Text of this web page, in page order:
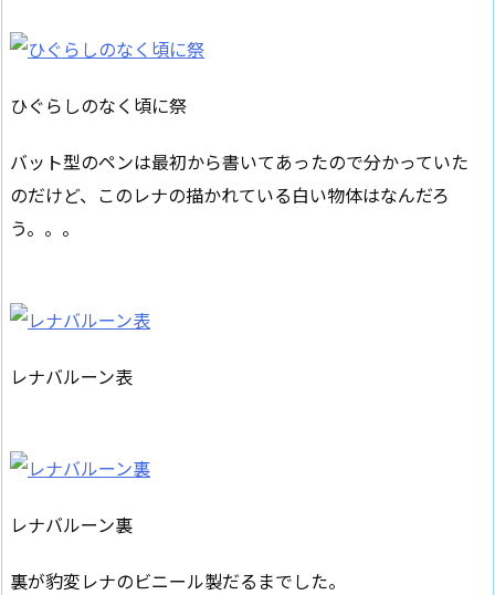
ひぐらしのなく頃に祭
バット型のペンは最初から書いてあったので分かっていた
のだけど、このレナの描かれている白い物体はなんだろ
う。。。
レナバルーン表
レナバルーン裏
裏が豹変レナのビニール製だるまでした。